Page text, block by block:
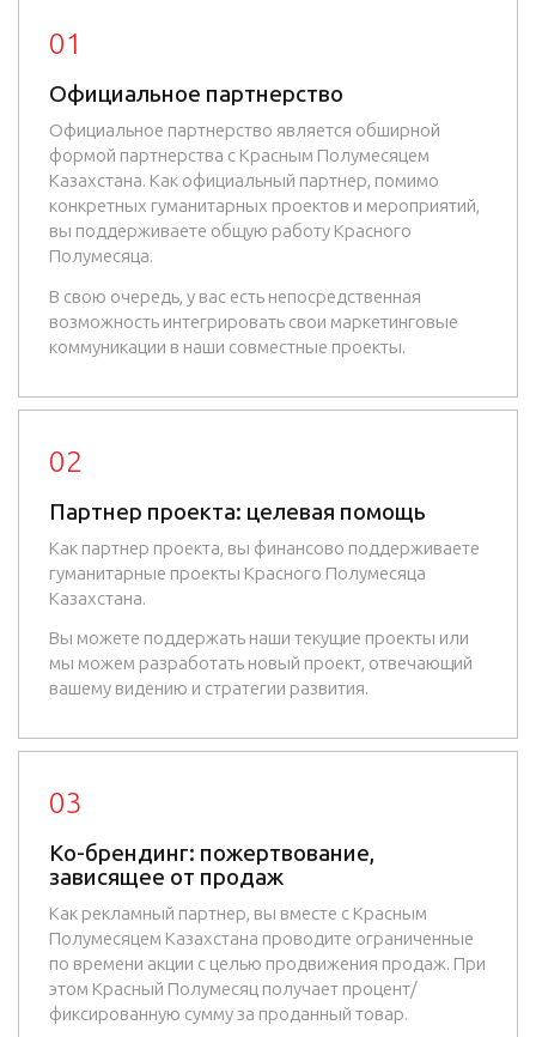
01
Официальное партнерство
Официальное партнерство является обширной
формой партнерства с Красным Полумесяцем
Казахстана. Как официальный партнер, помимо
конкретных гуманитарных проектов и мероприятий,
вы поддерживаете общую работу Красного
Полумесяца.
В свою очередь, у вас есть непосредственная
возможность интегрировать свои маркетинговые
коммуникации в наши совместные проекты.
02
Партнер проекта: целевая помощь
Как партнер проекта, вы финансово поддерживаете
гуманитарные проекты Красного Полумесяца
Казахстана.
Вы можете поддержать наши текущие проекты или
мы можем разработать новый проект, отвечающий
вашему видению и стратегии развития.
03
Ко-брендинг: пожертвование,
зависящее от продаж
Как рекламный партнер, вы вместе с Красным
Полумесяцем Казахстана проводите ограниченные
по времени акции с целью продвижения продаж. При
этом Красный Полумесяц получает процент/
фиксированную сумму за проданный товар.